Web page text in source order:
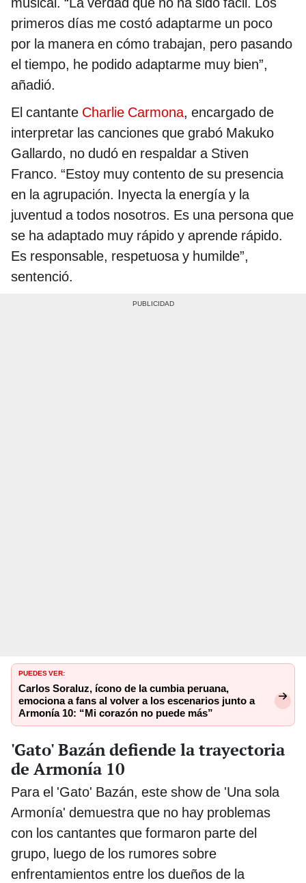
primeros días me costó adaptarme un poco
por la manera en cómo trabajan, pero pasando
el tiempo, he podido adaptarme muy bien”,
añadió.
El cantante Charlie Carmona, encargado de
interpretar las canciones que grabó Makuko
Gallardo, no dudó en respaldar a Stiven
Franco. “Estoy muy contento de su presencia
en la agrupación. Inyecta la energía y la
juventud a todos nosotros. Es una persona que
se ha adaptado muy rápido y aprende rápido.
Es responsable, respetuosa y humilde”,
sentenció.
PUEDES VER:
Carlos Soraluz, ícono de la cumbia peruana,
emociona a fans al volver a los escenarios junto a
Armonía 10: “Mi corazón no puede más”
'Gato' Bazán defiende la trayectoria
de Armonía 10
Para el 'Gato' Bazán, este show de 'Una sola
Armonía' demuestra que no hay problemas
con los cantantes que formaron parte del
grupo, luego de los rumores sobre
enfrentamientos entre los dueños de la